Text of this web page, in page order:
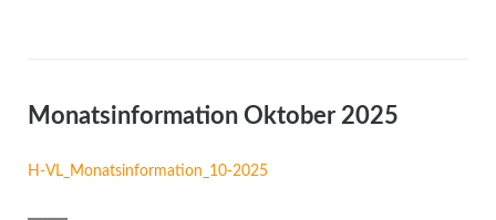
Monatsinformation Oktober 2025
H-VL_Monatsinformation_10-2025